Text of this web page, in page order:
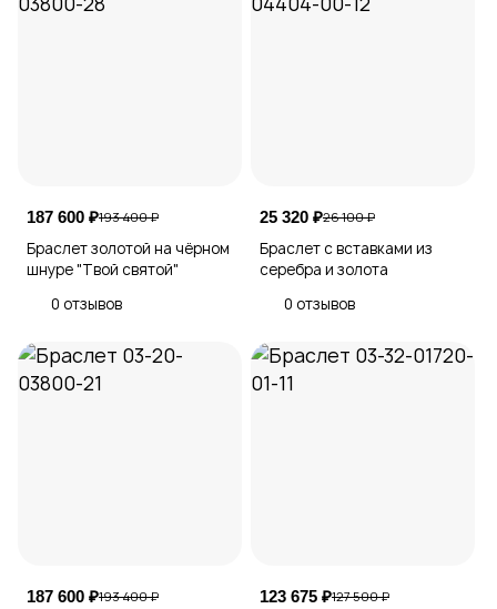
187 600 ₽193 400 ₽
Браслет золотой на чёрном
шнуре "Твой святой"
0 отзывов
25 320 ₽26 100 ₽
Браслет с вставками из
серебра и золота
0 отзывов
187 600 ₽193 400 ₽ 123 675 ₽127 500 ₽